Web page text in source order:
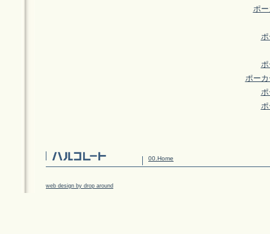
ポ
ポー
00.Home
web design by drop around